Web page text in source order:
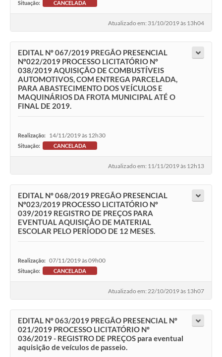
Situação: CANCELADA
Atualizado em: 31/10/2019 às 13h04
EDITAL Nº 067/2019 PREGÃO PRESENCIAL
Nº022/2019 PROCESSO LICITATÓRIO Nº
038/2019 AQUISIÇÃO DE COMBUSTÍVEIS
AUTOMOTIVOS, COM ENTREGA PARCELADA,
PARA ABASTECIMENTO DOS VEÍCULOS E
MAQUINÁRIOS DA FROTA MUNICIPAL ATÉ O
FINAL DE 2019.
Realização: 14/11/2019 às 12h30
Situação: CANCELADA
Atualizado em: 11/11/2019 às 12h13
EDITAL Nº 068/2019 PREGÃO PRESENCIAL
Nº023/2019 PROCESSO LICITATÓRIO Nº
039/2019 REGISTRO DE PREÇOS PARA
EVENTUAL AQUISIÇÃO DE MATERIAL
ESCOLAR PELO PERÍODO DE 12 MESES.
Realização: 07/11/2019 às 09h00
Situação: CANCELADA
Atualizado em: 22/10/2019 às 13h07
EDITAL Nº 063/2019 PREGÃO PRESENCIAL Nº
021/2019 PROCESSO LICITATÓRIO Nº
036/2019 - REGISTRO DE PREÇOS para eventual
aquisição de veículos de passeio.